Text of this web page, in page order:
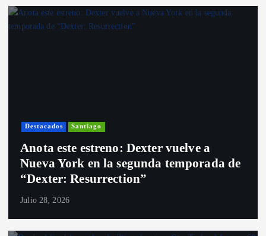
Destacados Santiago
Anota este estreno: Dexter vuelve a
Nueva York en la segunda temporada de
“Dexter: Resurrection”
Julio 28, 2026